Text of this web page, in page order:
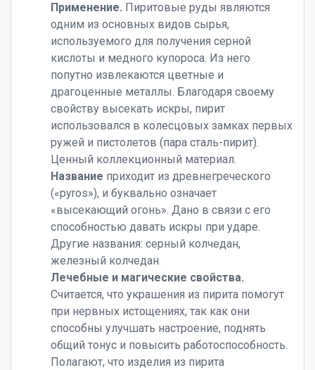
Применение. Пиритовые руды являются
одним из основных видов сырья,
используемого для получения серной
кислоты и медного купороса. Из него
попутно извлекаются цветные и
драгоценные металлы. Благодаря своему
свойству высекать искры, пирит
использовался в колесцовых замках первых
ружей и пистолетов (пара сталь-пирит).
Ценный коллекционный материал.
Название приходит из древнегреческого
(«pyros»), и буквально означает
«высекающий огонь». Дано в связи с его
способностью давать искры при ударе.
Другие названия: серный колчедан,
железный колчедан.
Лечебные и магические свойства.
Считается, что украшения из пирита помогут
при нервных истощениях, так как они
способны улучшать настроение, поднять
общий тонус и повысить работоспособность.
Полагают, что изделия из пирита